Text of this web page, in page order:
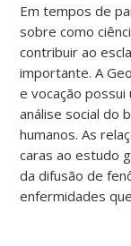
Em tempos de
sobre como
contribuir ao
importante. A
e vocação
análise social do
humanos. As
caras ao estudo
da difusão de
enfermidades